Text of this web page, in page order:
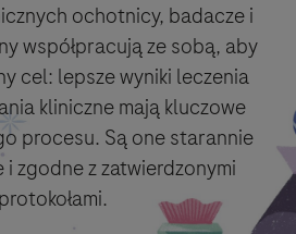
ochotnicy, badacze i
współpracują ze sobą, aby
cel: lepsze wyniki leczenia
kliniczne mają kluczowe
procesu. Są one starannie
zgodne z zatwierdzonymi
protokołami.